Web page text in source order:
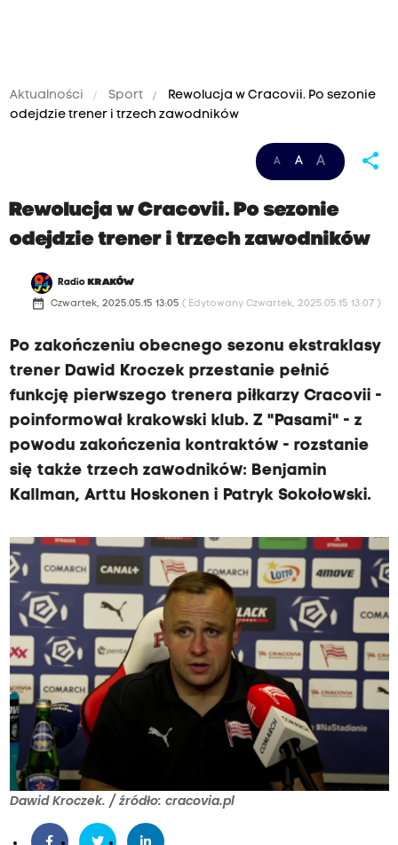
Aktualności Sport
Rewolucja w Cracovii. Po sezonie
odejdzie trener i trzech zawodników
A A A share
Rewolucja w Cracovii. Po sezonie
odejdzie trener i trzech zawodników
Radio KRAKÓW
date_range Czwartek, 2025.05.15 13:05 ( Edytowany Czwartek, 2025.05.15 13:07 )
Po zakończeniu obecnego sezonu ekstraklasy
trener Dawid Kroczek przestanie pełnić
funkcję pierwszego trenera piłkarzy Cracovii -
poinformował krakowski klub. Z "Pasami" - z
powodu zakończenia kontraktów - rozstanie
się także trzech zawodników: Benjamin
Kallman, Arttu Hoskonen i Patryk Sokołowski.
Dawid Kroczek. / źródło: cracovia.pl